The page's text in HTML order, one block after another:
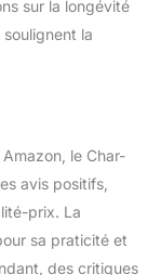
sur la longévité
la
le Char-
avis positifs,
prix. La
sa praticité et
des critiques